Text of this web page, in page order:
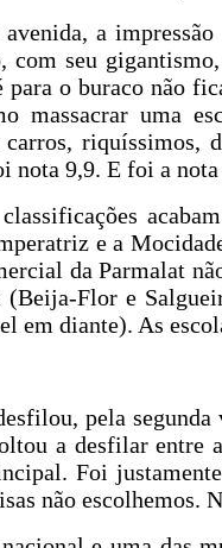
a
com seu
para o buraco não
massacrar uma
riquíssimos,
nota 9,9. E foi a
e a
da Parmalat
Flor e
em diante). As
pela
a desfilar entre
Foi
não escolhemos.